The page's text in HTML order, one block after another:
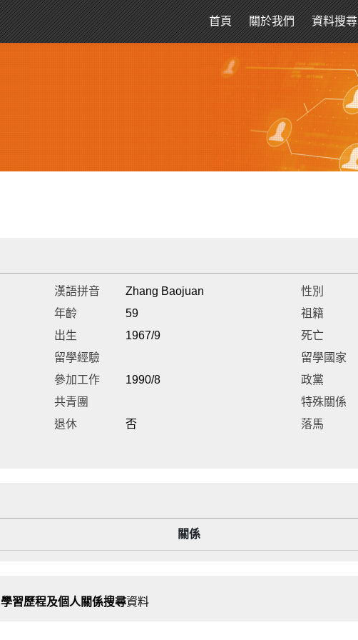
首頁 關於我們 資料搜尋
漢語拼音 Zhang Baojuan 性別
年齡 59 祖籍
出生 1967/9
死亡
留學經驗
留學國家
參加工作 1990/8 政黨
共青團
特殊關係
退休 否 落馬
關係
學習歷程及個人關係搜尋資料